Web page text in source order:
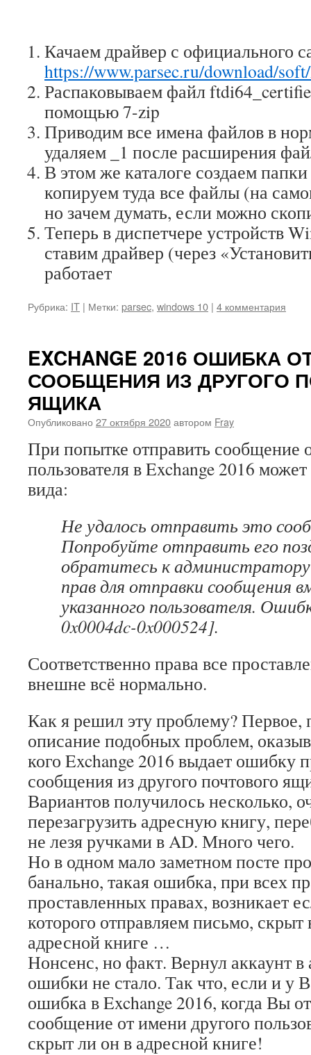
Качаем драйвер с официального
https://www.parsec.ru/download/
Распаковываем файл
помощью 7-zip
Приводим все имена файлов в
удаляем _1 после расширения
В этом же каталоге создаем
копируем туда все файлы (на
но зачем думать, если можно
Теперь в диспетчере устройств
ставим драйвер (через
работает
Рубрика: IT | Метки: parsec, windows 10 | 4 комментария
EXCHANGE 2016 ОШИБКА
СООБЩЕНИЯ ИЗ ДРУГОГО
ЯЩИКА
Опубликовано 27 октября 2020автором Fray
При попытке отправить сообщение
пользователя в Exchange 2016
вида:
Не удалось отправить это
Попробуйте отправить его
обратитесь к
прав для отправки сообщения
указанного пользователя.
0x0004dc-0x000524].
Соответственно права все
внешне всё нормально.
Как я решил эту проблему? Первое,
описание подобных проблем,
кого Exchange 2016 выдает ошибку
сообщения из другого почтового
Вариантов получилось несколько,
перезагрузить адресную книгу,
не лезя ручками в AD. Много чего.
Но в одном мало заметном посте
банально, такая ошибка, при всех
проставленных правах, возникает
которого отправляем письмо, скрыт
адресной книге …
Нонсенс, но факт. Вернул аккаунт
ошибки не стало. Так что, если и у
ошибка в Exchange 2016, когда Вы
сообщение от имени другого
скрыт ли он в адресной книге!